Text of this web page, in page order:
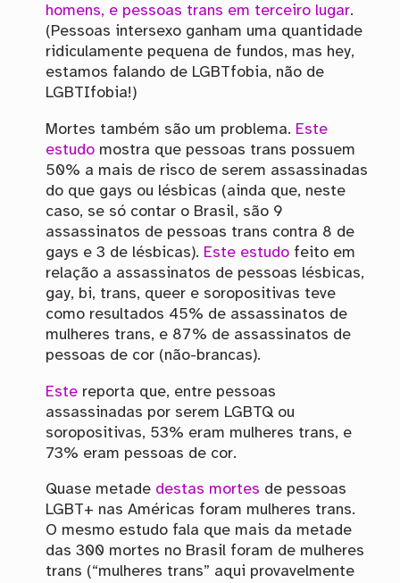
homens, e pessoas trans em terceiro lugar.
(Pessoas intersexo ganham uma quantidade
ridiculamente pequena de fundos, mas hey,
estamos falando de LGBTfobia, não de
LGBTIfobia!)
Mortes também são um problema. Este
estudomostra que pessoas trans possuem
50% a mais de risco de serem assassinadas
do que gays ou lésbicas (ainda que, neste
caso, se só contar o Brasil, são 9
assassinatos de pessoas trans contra 8 de
gays e 3 de lésbicas). Este estudofeito em
relação a assassinatos de pessoas lésbicas,
gay, bi, trans, queer e soropositivas teve
como resultados 45% de assassinatos de
mulheres trans, e 87% de assassinatos de
pessoas de cor (não-brancas).
Estereporta que, entre pessoas
assassinadas por serem LGBTQ ou
soropositivas, 53% eram mulheres trans, e
73% eram pessoas de cor.
Quase metade destas mortes de pessoas
LGBT+ nas Américas foram mulheres trans.
O mesmo estudo fala que mais da metade
das 300 mortes no Brasil foram de mulheres
trans (“mulheres trans” aqui provavelmente